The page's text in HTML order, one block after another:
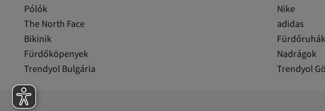
Pólók
Nike
The North Face
adidas
Bikinik
Fürdőruhák
Fürdőköpenyek
Nadrágok
Trendyol Bulgária
Trendyol